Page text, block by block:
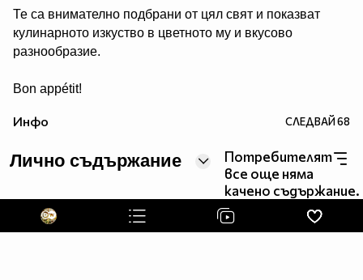
Те са внимателно подбрани от цял свят и показват
кулинарното изкуство в цветното му и вкусово
разнообразие.
Bon appétit!
Инфо СЛЕДВАЙ68
Лично съдържание
Потребителят
все още няма
качено съдържание.